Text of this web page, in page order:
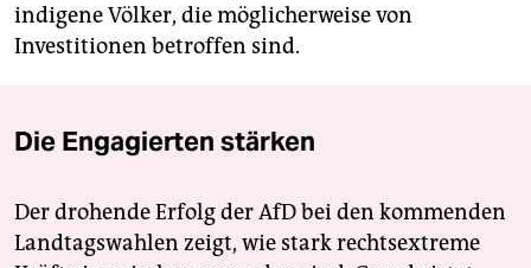
indigene Völker, die möglicherweise von
Investitionen betroffen sind.
Die Engagierten stärken
Der drohende Erfolg der AfD bei den kommenden
Landtagswahlen zeigt, wie stark rechtsextreme